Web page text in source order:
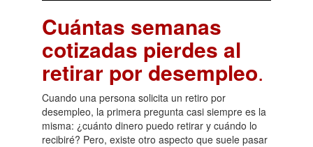
Cuántas semanas
cotizadas pierdes al
retirar por desempleo.
Cuando una persona solicita un retiro por
desempleo, la primera pregunta casi siempre es la
misma: ¿cuánto dinero puedo retirar y cuándo lo
recibiré? Pero, existe otro aspecto que suele pasar